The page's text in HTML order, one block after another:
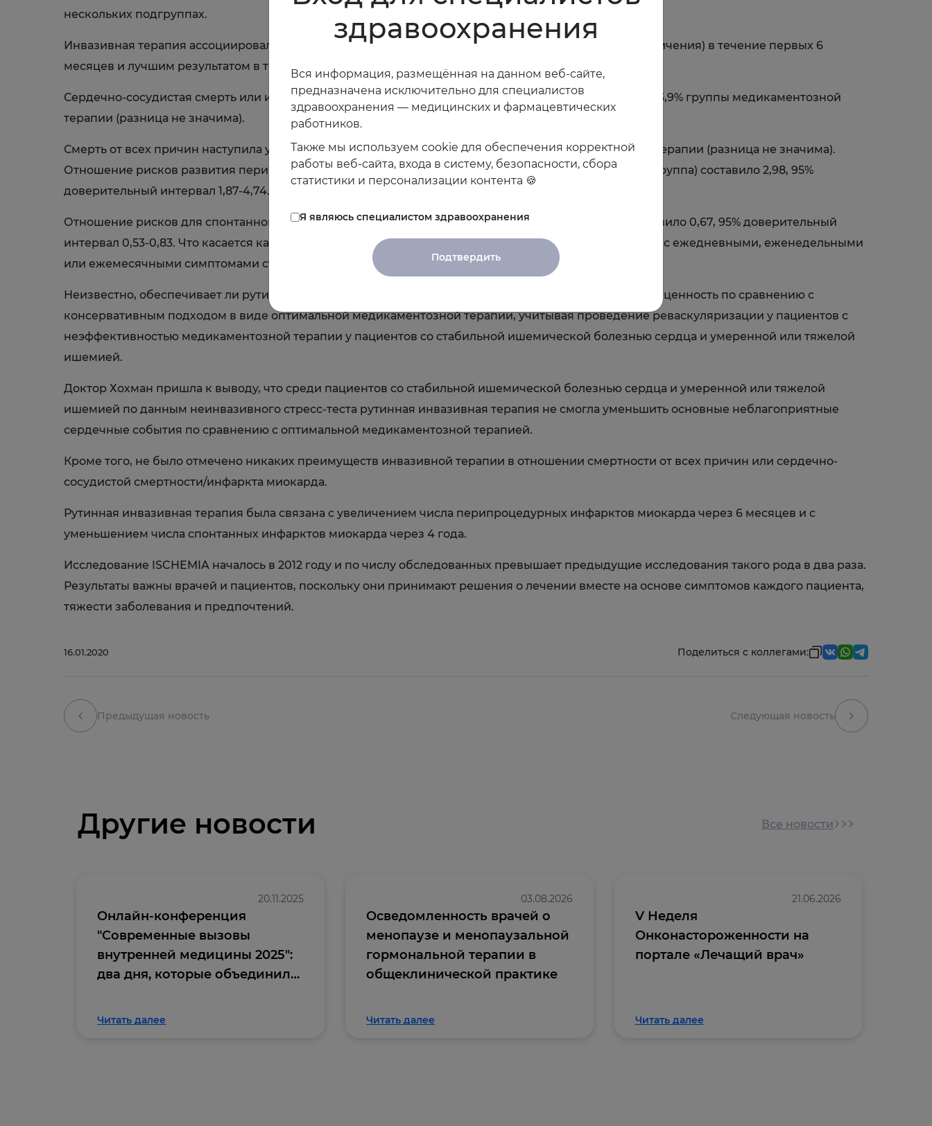
нескольких подгруппах.
Инвазивная терапия ассоциировалась с худшим результатом (приблизительно 2% абсолютного увеличения) в течение первых 6
месяцев и лучшим результатом в течение 4 лет (приблизительно 2% абсолютного уменьшения).
Сердечно-сосудистая смерть или инфаркт миокарда произошли у 11,7% инвазивной группы против 13,9% группы медикаментозной
терапии (разница не значима).
Смерть от всех причин наступила у 6,4% инвазивной группы против 6,5% группы медикаментозной терапии (разница не значима).
Отношение рисков развития перипроцедурного инфаркта миокарда (инвазивная/консервативная группа) составило 2,98, 95%
доверительный интервал 1,87-4,74.
Отношение рисков для спонтанного инфаркта миокарда (инвазивная/консервативная группа) составило 0,67, 95% доверительный
интервал 0,53-0,83. Что касается качества жизни, то улучшение симптомов наблюдалось у пациентов с ежедневными, еженедельными
или ежемесячными симптомами стенокардии, но не у пациентов без стенокардии.
Неизвестно, обеспечивает ли рутинная катетеризация сердца и реваскуляризация дополнительную ценность по сравнению с
консервативным подходом в виде оптимальной медикаментозной терапии, учитывая проведение реваскуляризации у пациентов с
неэффективностью медикаментозной терапии у пациентов со стабильной ишемической болезнью сердца и умеренной или тяжелой
ишемией.
Доктор Хохман пришла к выводу, что среди пациентов со стабильной ишемической болезнью сердца и умеренной или тяжелой
ишемией по данным неинвазивного стресс-теста рутинная инвазивная терапия не смогла уменьшить основные неблагоприятные
сердечные события по сравнению с оптимальной медикаментозной терапией.
Кроме того, не было отмечено никаких преимуществ инвазивной терапии в отношении смертности от всех причин или сердечно-
сосудистой смертности/инфаркта миокарда.
Рутинная инвазивная терапия была связана с увеличением числа перипроцедурных инфарктов миокарда через 6 месяцев и с
уменьшением числа спонтанных инфарктов миокарда через 4 года.
Исследование ISCHEMIA началось в 2012 году и по числу обследованных превышает предыдущие исследования такого рода в два раза.
Результаты важны врачей и пациентов, поскольку они принимают решения о лечении вместе на основе симптомов каждого пациента,
тяжести заболевания и предпочтений.
16.01.2020 Поделиться с коллегами:
Предыдущая новость Следующая новость
Другие новости Все новости
03.08.2026
Осведомленность врачей о
менопаузе и менопаузальной
гормональной терапии в
общеклинической практике
Читать далее
21.06.2026
V Неделя
Онконастороженности на
портале «Лечащий врач»
Читать далее
20.11.2025
Онлайн-конференция
"Современные вызовы
внутренней медицины 2025":
два дня, которые объединили
сообщество
Читать далее
здравоохранения
Вся информация, размещённая на данном веб-сайте,
предназначена исключительно для специалистов
здравоохранения — медицинских и фармацевтических
работников.
Также мы используем cookie для обеспечения корректной
работы веб-сайта, входа в систему, безопасности, сбора
статистики и персонализации контента 🍪
Я являюсь специалистом здравоохранения
Подтвердить